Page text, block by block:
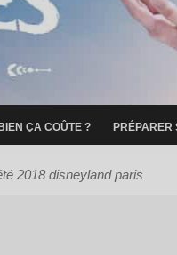
ÇA COÛTE ? PRÉPARER
2018 disneyland paris